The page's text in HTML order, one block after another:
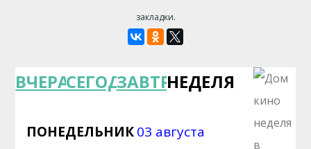
закладки.
ВЧЕРАСЕГОДНЯЗАВТРАНЕДЕЛЯ
ПОНЕДЕЛЬНИК03 августа